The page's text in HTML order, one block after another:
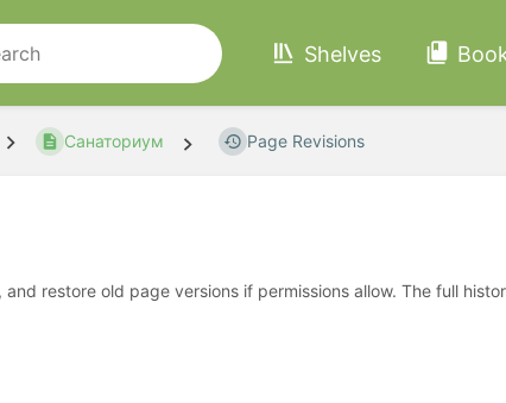
Shelves
Санаториум Page Revisions
restore old page versions if permissions allow. The full